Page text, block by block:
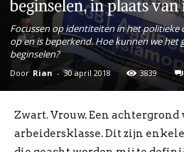
beginselen, in plaats
Focussen op identiteiten in het politieke
op en is beperkend. Hoe kunnen we het
beginselen?
Door Rian - 30 april 2018 3839
Zwart. Vrouw. Een achtergrond
arbeidersklasse. Dit zijn